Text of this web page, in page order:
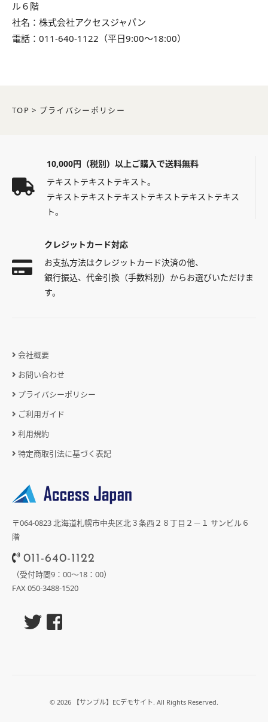
ル６階
社名：株式会社アクセスジャパン
電話：011-640-1122（平日9:00～18:00）
TOP > プライバシーポリシー
10,000円（税別）以上ご購入で送料無料
テキストテキストテキスト。
テキストテキストテキストテキストテキストテキス
ト。
クレジットカード対応
お支払方法はクレジットカード決済の他、
銀行振込、代金引換（手数料別）からお選びいただけま
す。
会社概要
お問い合わせ
プライバシーポリシー
ご利用ガイド
利用規約
特定商取引法に基づく表記
〒064-0823 北海道札幌市中央区北３条西２８丁目２－１ サンビル６
階
011-640-1122
（受付時間9：00～18：00）
FAX 050-3488-1520
© 2026 【サンプル】ECデモサイト. All Rights Reserved.